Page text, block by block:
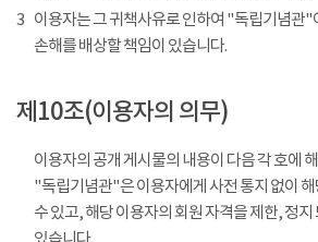
3 이용자는 그 귀책사유로 인하여 "독립기념관"
손해를 배상할 책임이 있습니다.
제10조(이용자의 의무)
이용자의 공개 게시물의 내용이 다음 각 호에
"독립기념관"은 이용자에게 사전 통지 없이
수 있고, 해당 이용자의 회원 자격을 제한, 정지